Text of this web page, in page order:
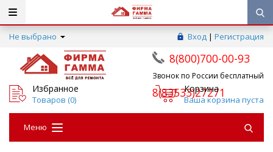
Не выбрано Вход | Регистрация
8(800)700-00-93
Звонок по России бесплатный
8(83533)27271
Избранное
Товаров (0)
Корзина
Ваша корзина пуста
Меню